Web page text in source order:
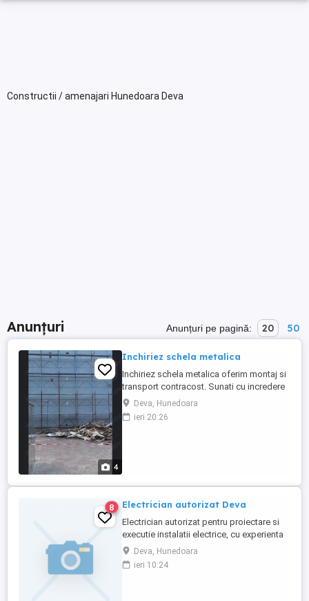
Constructii / amenajari Hunedoara Deva
Anunțuri Anunțuri pe pagină: 20 50
4
Inchiriez schela metalica
Inchiriez schela metalica oferim montaj si
transport contracost. Sunati cu incredere
la ori ce ora. Pret negociabil. Executam si
lucrari de interior exterior.
Deva, Hunedoara
ieri 20:26
8 Electrician autorizat Deva
Electrician autorizat pentru proiectare si
executie instalatii electrice, cu experienta
in domeniul electric, execut, repar, modific
si modernizez instalatii electrice la sedii
comerciale sau locuinte private. Verificari
Deva, Hunedoara
ieri 10:24